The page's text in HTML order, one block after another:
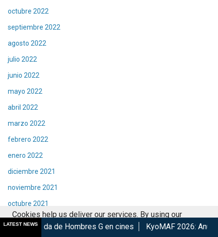
octubre 2022
septiembre 2022
agosto 2022
julio 2022
junio 2022
mayo 2022
abril 2022
marzo 2022
febrero 2022
enero 2022
diciembre 2021
noviembre 2021
octubre 2021
septiembre 2021
LATEST NEWS
Hombres G en cines KyoMAF 2026: Anuncian
Cookies help us deliver our services. By using our
services, you agree to our use of cookies.
Got it